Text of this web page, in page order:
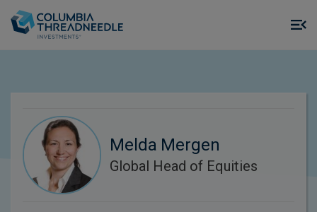
Melda Mergen
Global Head of Equities